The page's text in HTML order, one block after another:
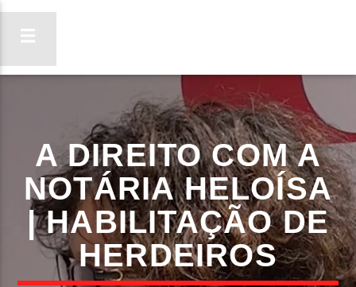
ON FM
LIGA-TE
A DIREITO COM A
NOTÁRIA HELOÍSA
| HABILITAÇÃO DE
HERDEIROS